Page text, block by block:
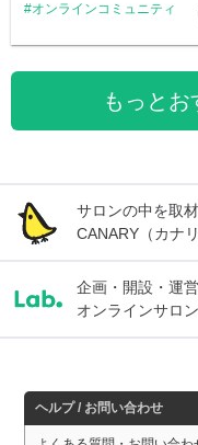
オンラインコミュニティ
もっとお
サロンの中を取
CANARY（カナリ
企画・開設・運
オンラインサロ
ヘルプ / お問い合わせ